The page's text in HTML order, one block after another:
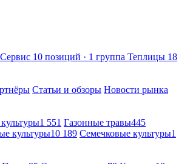
Сервис 10 позиций · 1 группа Теплицы 18
Статьи и обзоры Новости рынка
1 551 Газонные травы445
культуры10 189 Семечковые культуры1